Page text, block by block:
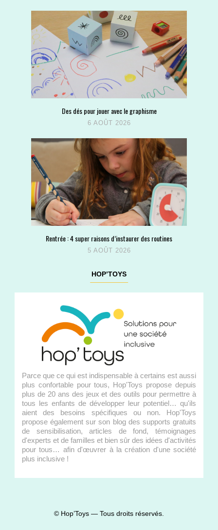
Des dés pour jouer avec le graphisme
6 AOÛT 2026
Rentrée : 4 super raisons d’instaurer des routines
5 AOÛT 2026
HOP’TOYS
Parce que ce qui est indispensable à certains est aussi
plus confortable pour tous, Hop'Toys propose depuis
plus de 20 ans des jeux et des outils pour permettre à
tous les enfants de développer leur potentiel… qu'ils
aient des besoins spécifiques ou non. Hop'Toys
propose également sur son blog des supports gratuits
de sensibilisation, articles de fond, témoignages
d'experts et de familles et bien sûr des idées d'activités
pour tous… afin d'œuvrer à la création d'une société
plus inclusive !
© Hop’Toys — Tous droits réservés.